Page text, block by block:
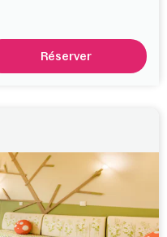
Réserver